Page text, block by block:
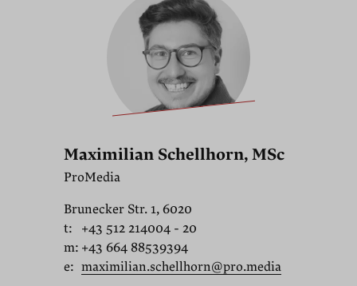
Maximilian Schellhorn, MSc
ProMedia
Brunecker Str. 1, 6020
t:
+43 512 214004 - 20
m: +43 664 88539394
e: maximilian.schellhorn@pro.media